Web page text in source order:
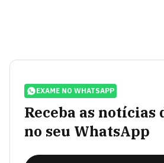
EXAME NO WHATSAPP
Receba as notícias
no seu WhatsApp